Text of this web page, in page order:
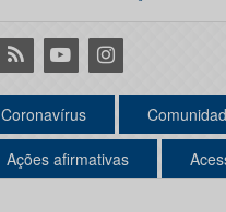
RSS YoutubeInstagram
Coronavírus
Ações afirmativas